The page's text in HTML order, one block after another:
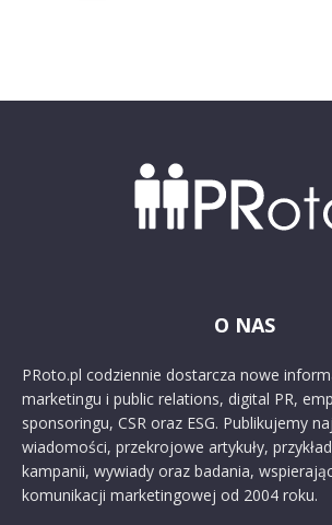
O NAS
PRoto.pl codziennie dostarcza nowe
marketingu i public relations, digital PR,
sponsoringu, CSR oraz ESG. Publikujemy
wiadomości, przekrojowe artykuły,
kampanii, wywiady oraz badania,
komunikacji marketingowej od 2004 roku.